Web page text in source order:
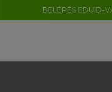
BELÉPÉS EDUID-